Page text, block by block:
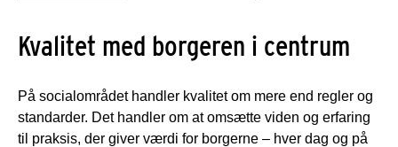
Kvalitet med borgeren i centrum
På socialområdet handler kvalitet om mere end regler og
standarder. Det handler om at omsætte viden og erfaring
til praksis, der giver værdi for borgerne – hver dag og på